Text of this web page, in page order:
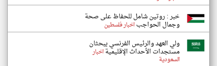
خبر : روتين شامل للحفاظ على صحة
وجمال الحواجباخبار فلسطين
ولي العهد والرئيس الفرنسي يبحثان
مستجدات الأحداث الإقليميةاخبار
السعودية